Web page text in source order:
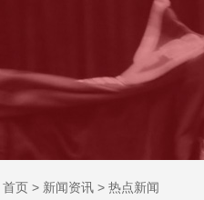
首页 > 新闻资讯 > 热点新闻